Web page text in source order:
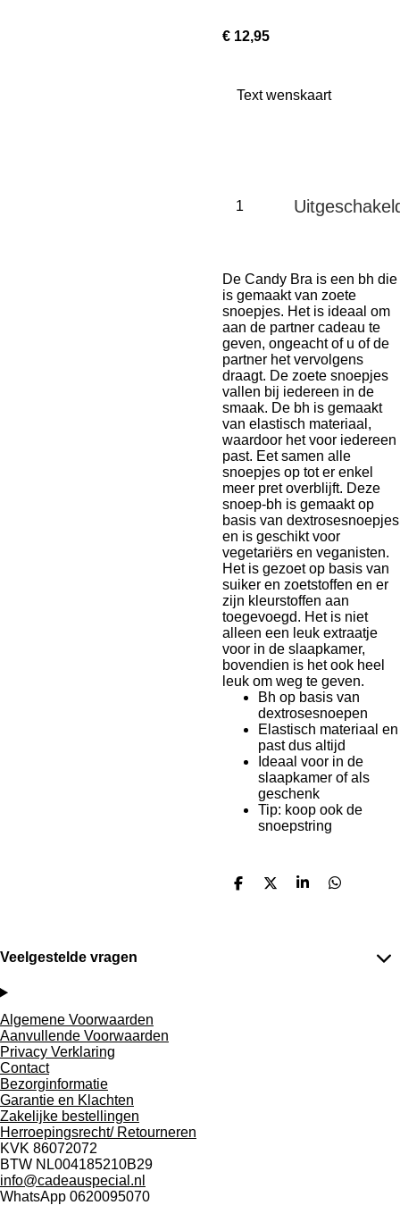
€ 12,95
Text wenskaart
De Candy Bra is een bh die
is gemaakt van zoete
snoepjes. Het is ideaal om
aan de partner cadeau te
geven, ongeacht of u of de
partner het vervolgens
draagt. De zoete snoepjes
vallen bij iedereen in de
smaak. De bh is gemaakt
van elastisch materiaal,
waardoor het voor iedereen
past. Eet samen alle
snoepjes op tot er enkel
meer pret overblijft. Deze
snoep-bh is gemaakt op
basis van dextrosesnoepjes
en is geschikt voor
vegetariërs en veganisten.
Het is gezoet op basis van
suiker en zoetstoffen en er
zijn kleurstoffen aan
toegevoegd. Het is niet
alleen een leuk extraatje
voor in de slaapkamer,
bovendien is het ook heel
leuk om weg te geven.
Bh op basis van
dextrosesnoepen
Elastisch materiaal en
past dus altijd
Ideaal voor in de
slaapkamer of als
geschenk
Tip: koop ook de
snoepstring
D
D
S
D
Veelgestelde vragen
Algemene Voorwaarden
Aanvullende Voorwaarden
Privacy Verklaring
Contact
Bezorginformatie
Garantie en Klachten
Zakelijke bestellingen
Herroepingsrecht/ Retourneren
KVK 86072072
BTW NL004185210B29
info@cadeauspecial.nl
WhatsApp 0620095070